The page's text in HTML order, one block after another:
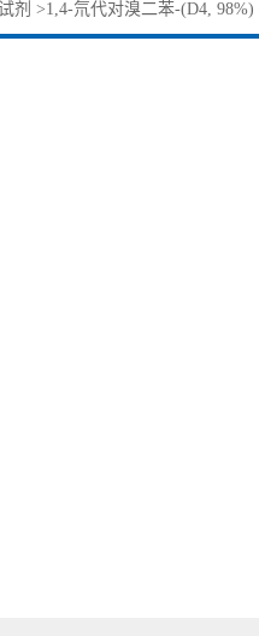
剂 >1,4-氘代对溴二苯-(D4, 98%)